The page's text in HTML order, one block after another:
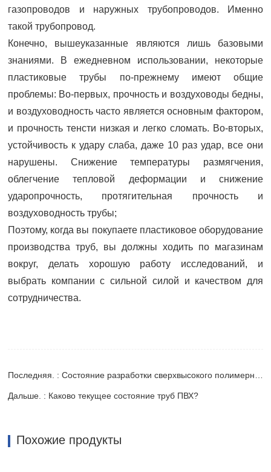
газопроводов и наружных трубопроводов. Именно
такой трубопровод.
Конечно, вышеуказанные являются лишь базовыми
знаниями. В ежедневном использовании, некоторые
пластиковые трубы по-прежнему имеют общие
проблемы: Во-первых, прочность и воздуховоды бедны,
и воздуховодность часто является основным фактором,
и прочность тенсти низкая и легко сломать. Во-вторых,
устойчивость к удару слаба, даже 10 раз удар, все они
нарушены. Снижение температуры размягчения,
облегчение тепловой деформации и снижение
ударопрочность, протягительная прочность и
воздуховодность трубы;
Поэтому, когда вы покупаете пластиковое оборудование
производства труб, вы должны ходить по магазинам
вокруг, делать хорошую работу исследований, и
выбрать компании с сильной силой и качеством для
сотрудничества.
Дальше. : Каково текущее состояние труб ПВХ?
Похожие продукты